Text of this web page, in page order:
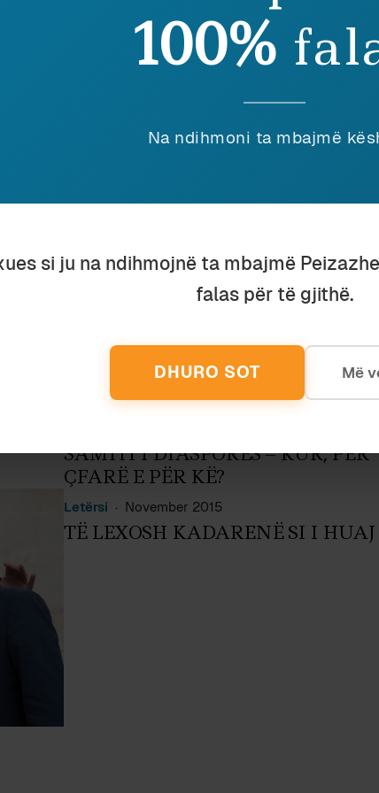
HARRESA E PATRAZUAR E SË
SAMITI I DIASPORËS – KUR, PËR
ÇFARË E PËR KË?
Letërsi November 2015
TË LEXOSH KADARENË SI I HUAJ
100%
Na ndihmoni ta mbajmë
si ju na ndihmojnë ta mbajmë
falas për të gjithë.
DHURO SOT Më